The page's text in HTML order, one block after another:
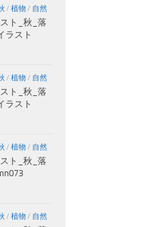
/ 植物/ 自然
ト_秋_落
ラスト
/ 植物/ 自然
ト_秋_落
ラスト
/ 植物/ 自然
ト_秋_落
/ 植物/ 自然